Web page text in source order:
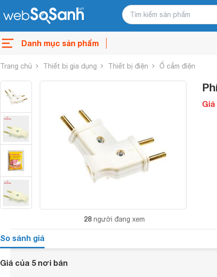
Danh mục sản phẩm
Trang chủ Thiết bị gia dụng Thiết bị điện Ổ cắm điện
28 người đang xem
So sánh giá
Giá của 5 nơi bán